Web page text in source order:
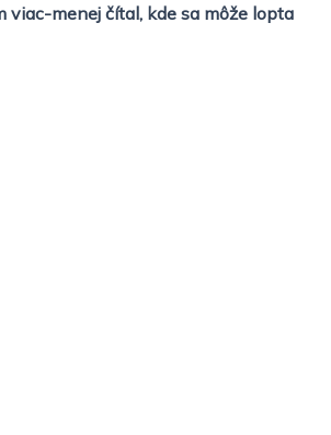
viac-menej čítal, kde sa môže lopta